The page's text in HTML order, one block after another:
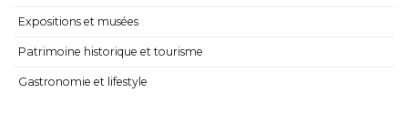
Expositions et musées
Patrimoine historique et tourisme
Gastronomie et lifestyle